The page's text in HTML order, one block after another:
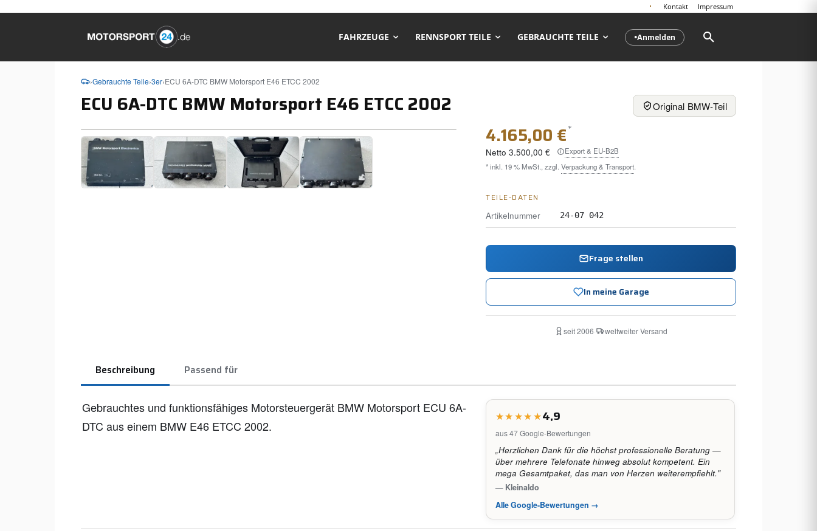
Kontakt Impressum
●Anmelden
FAHRZEUGE RENNSPORT TEILE GEBRAUCHTE TEILE
›Gebrauchte Teile›3er›ECU 6A-DTC BMW Motorsport E46 ETCC 2002
ECU 6A-DTC BMW Motorsport E46 ETCC 2002 Original BMW-Teil
❮ ❯ 4.165,00 €*
Netto 3.500,00 €
Export & EU-B2B
* inkl. 19 % MwSt., zzgl. Verpackung & Transport.
TEILE-DATEN
Artikelnummer
24-07 042
Frage stellen
In meine Garage
seit 2006· weltweiter Versand
Beschreibung Passend für
4,9
aus 47 Google-Bewertungen
„Herzlichen Dank für die höchst professionelle Beratung —
über mehrere Telefonate hinweg absolut kompetent. Ein
mega Gesamtpaket, das man von Herzen weiterempfiehlt."
— Kleinaldo
Alle Google-Bewertungen →
Gebrauchtes und funktionsfähiges Motorsteuergerät BMW Motorsport ECU 6A-
DTC aus einem BMW E46 ETCC 2002.